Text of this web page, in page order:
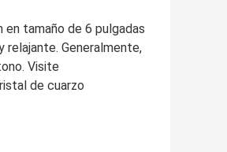
tamaño de 6 pulgadas
relajante. Generalmente,
Visite
de cuarzo